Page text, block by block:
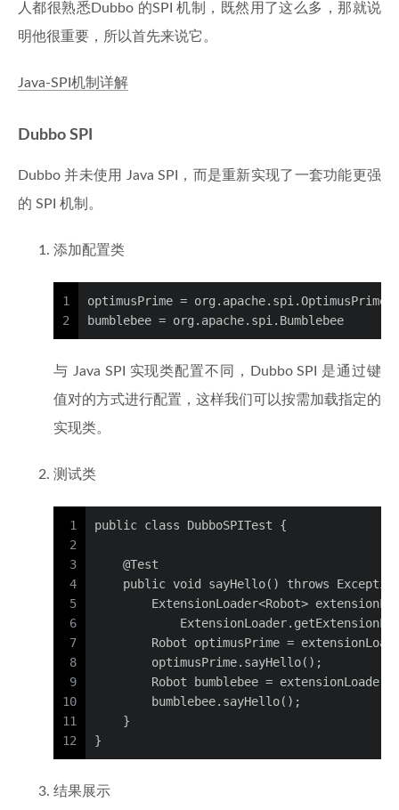
人都很熟悉Dubbo 的SPI 机制，既然用了这么多，那就说
明他很重要，所以首先来说它。
Java-SPI机制详解
Dubbo SPI
Dubbo 并未使用 Java SPI，而是重新实现了一套功能更强
的 SPI 机制。
添加配置类
1
2
optimusPrime = org.apache.spi.OptimusPrime
bumblebee = org.apache.spi.Bumblebee
与 Java SPI 实现类配置不同，Dubbo SPI 是通过键
值对的方式进行配置，这样我们可以按需加载指定的
实现类。
测试类
1
2
3
4
5
6
7
8
9
10
11
12
public class DubboSPITest {
    @Test
public void sayHello() throws
ExtensionLoader<Robot>
Robot optimusPrime =
        optimusPrime.sayHello();
Robot bumblebee =
        bumblebee.sayHello();
    }
}
结果展示